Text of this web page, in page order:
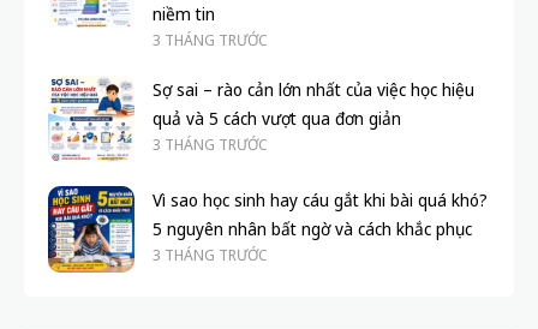
niềm tin
3 THÁNG TRƯỚC
Sợ sai – rào cản lớn nhất của việc học hiệu
quả và 5 cách vượt qua đơn giản
3 THÁNG TRƯỚC
Vì sao học sinh hay cáu gắt khi bài quá khó?
5 nguyên nhân bất ngờ và cách khắc phục
3 THÁNG TRƯỚC